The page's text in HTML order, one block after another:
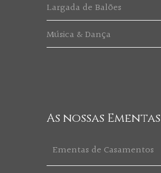
Largada de Balões
Música & Dança
As nossas Ementas
Ementas de Casamentos